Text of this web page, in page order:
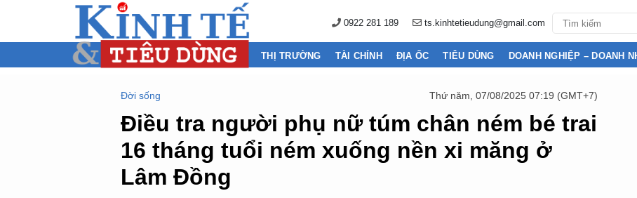
0922 281 189 ts.kinhtetieudung@gmail.com
THỊ TRƯỜNG TÀI CHÍNH ĐỊA ỐC TIÊU DÙNG DOANH NGHIỆP – DOANH
Đời sống Thứ năm, 07/08/2025 07:19 (GMT+7)
Điều tra người phụ nữ túm chân ném bé trai
16 tháng tuổi ném xuống nền xi măng ở
Lâm Đồng